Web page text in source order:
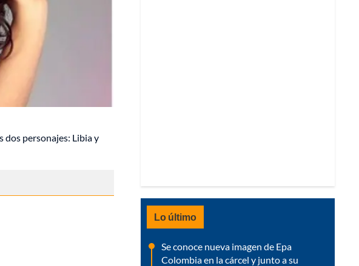
dos personajes: Libia y
Lo último
Se conoce nueva imagen de Epa
Colombia en la cárcel y junto a su